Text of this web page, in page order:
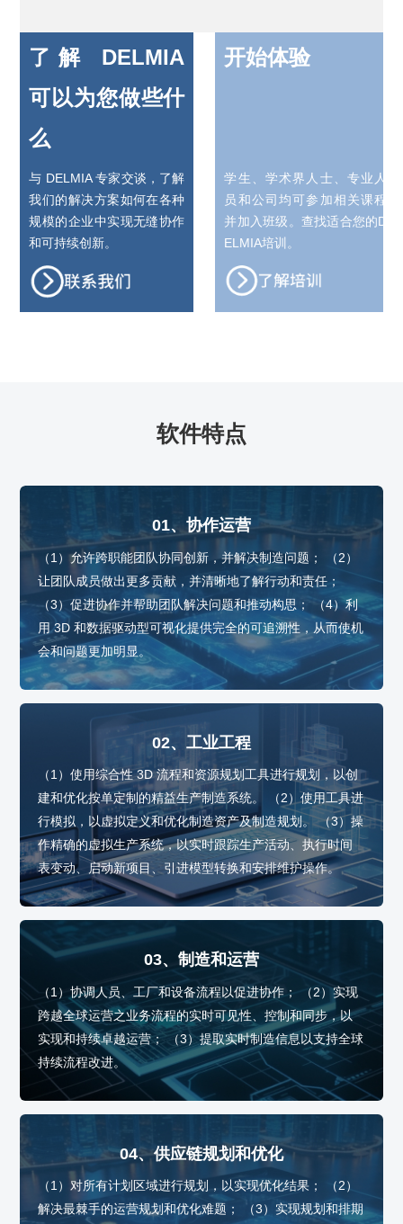
了解 DELMIA
可以为您做些什
么
开始体验
与 DELMIA 专家交谈，了解
我们的解决方案如何在各种
规模的企业中实现无缝协作
和可持续创新。
学生、学术界人士、专业人
员和公司均可参加相关课程
并加入班级。查找适合您的D
ELMIA培训。
软件特点
01、协作运营
（1）允许跨职能团队协同创新，并解决制造问题； （2）
让团队成员做出更多贡献，并清晰地了解行动和责任；
（3）促进协作并帮助团队解决问题和推动构思； （4）利
用 3D 和数据驱动型可视化提供完全的可追溯性，从而使机
会和问题更加明显。
02、工业工程
（1）使用综合性 3D 流程和资源规划工具进行规划，以创
建和优化按单定制的精益生产制造系统。 （2）使用工具进
行模拟，以虚拟定义和优化制造资产及制造规划。 （3）操
作精确的虚拟生产系统，以实时跟踪生产活动、执行时间
表变动、启动新项目、引进模型转换和安排维护操作。
03、制造和运营
（1）协调人员、工厂和设备流程以促进协作； （2）实现
跨越全球运营之业务流程的实时可见性、控制和同步，以
实现和持续卓越运营； （3）提取实时制造信息以支持全球
持续流程改进。
04、供应链规划和优化
（1）对所有计划区域进行规划，以实现优化结果； （2）
解决最棘手的运营规划和优化难题； （3）实现规划和排期